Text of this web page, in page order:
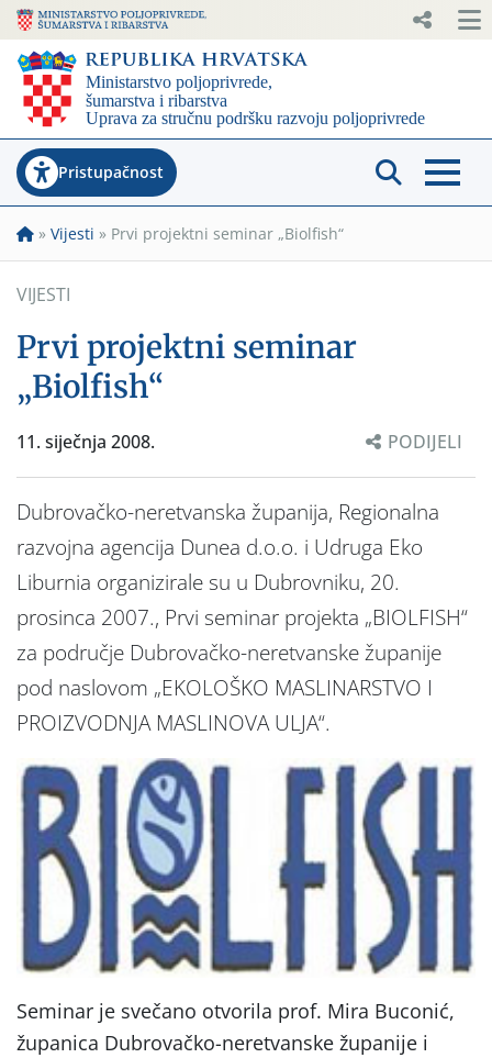
Pristupačnost
» Vijesti » Prvi projektni seminar „Biolfish“
VIJESTI
Prvi projektni seminar
„Biolfish“
11. siječnja 2008. PODIJELI
Dubrovačko-neretvanska županija, Regionalna
razvojna agencija Dunea d.o.o. i Udruga Eko
Liburnia organizirale su u Dubrovniku, 20.
prosinca 2007., Prvi seminar projekta „BIOLFISH“
za područje Dubrovačko-neretvanske županije
pod naslovom „EKOLOŠKO MASLINARSTVO I
PROIZVODNJA MASLINOVA ULJA“.
Seminar je svečano otvorila prof. Mira Buconić,
županica Dubrovačko-neretvanske županije i